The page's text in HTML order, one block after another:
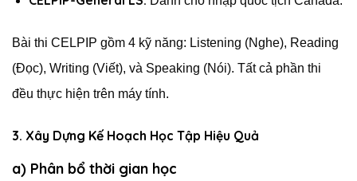
Bài thi CELPIP gồm 4 kỹ năng: Listening (Nghe), Reading
(Đọc), Writing (Viết), và Speaking (Nói). Tất cả phần thi
đều thực hiện trên máy tính.
3. Xây Dựng Kế Hoạch Học Tập Hiệu Quả
a) Phân bổ thời gian học